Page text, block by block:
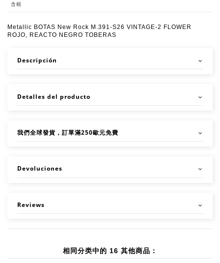
含税
Metallic BOTAS New Rock M.391-S26 VINTAGE-2 FLOWER
ROJO, REACTO NEGRO TOBERAS
Descripción
Detalles del producto
我們全球發貨，訂單滿250歐元免費
Devoluciones
Reviews
相同分类中的 16 其他商品：